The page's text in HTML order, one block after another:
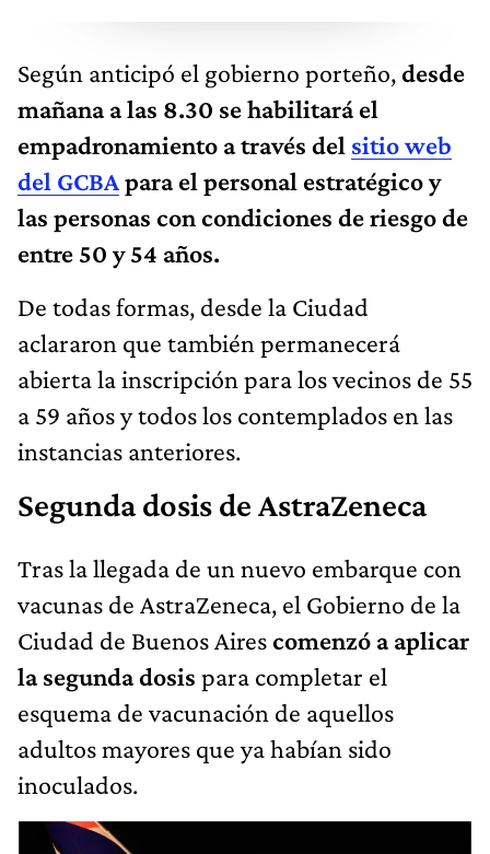
Según anticipó el gobierno porteño,desde
mañana a las 8.30 se habilitará el
empadronamiento a través del sitio web
del GCBApara el personal estratégico y
las personas con condiciones de riesgo de
entre 50 y 54 años.
De todas formas, desde la Ciudad
aclararon que también permanecerá
abierta la inscripción para los vecinos de 55
a 59 años y todos los contemplados en las
instancias anteriores.
Segunda dosis de AstraZeneca
Tras la llegada de un nuevo embarque con
vacunas de AstraZeneca, el Gobierno de la
Ciudad de Buenos Airescomenzó a aplicar
la segunda dosis para completar el
esquema de vacunación de aquellos
adultos mayores que ya habían sido
inoculados.